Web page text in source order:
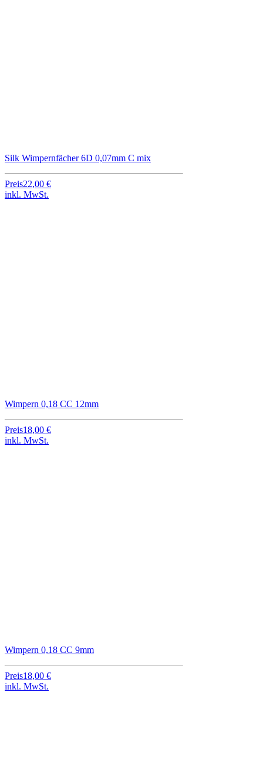
Silk Wimpernfächer 6D 0,07mm C mix
Preis22,00 €
inkl. MwSt.
Wimpern 0,18 CC 12mm
Preis18,00 €
inkl. MwSt.
Wimpern 0,18 CC 9mm
Preis18,00 €
inkl. MwSt.